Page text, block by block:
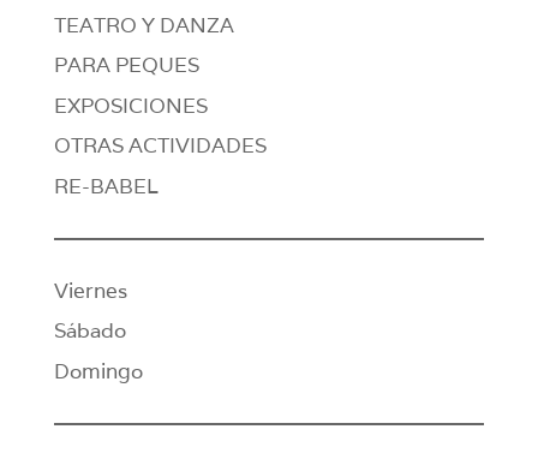
TEATRO Y DANZA
PARA PEQUES
EXPOSICIONES
OTRAS ACTIVIDADES
RE-BABEL
Viernes
Sábado
Domingo